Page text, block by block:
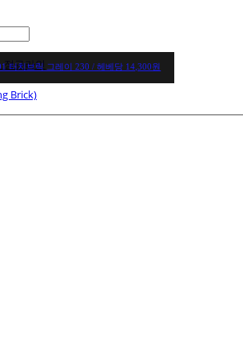
정규라인
Brick)
터치브릭 그레이 230 / 헤베당 14,300원